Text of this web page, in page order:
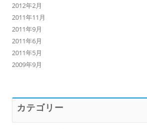
2012年2月
2011年11月
2011年9月
2011年6月
2011年5月
2009年9月
カテゴリー